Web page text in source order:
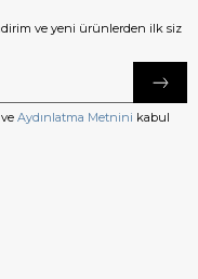
ve yeni ürünlerden ilk siz
ve Aydınlatma Metnini kabul